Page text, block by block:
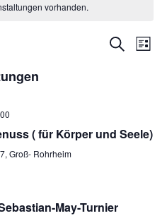
vorhanden.
SucheListe
( für Körper und Seele)
Groß- Rohrheim
May-Turnier